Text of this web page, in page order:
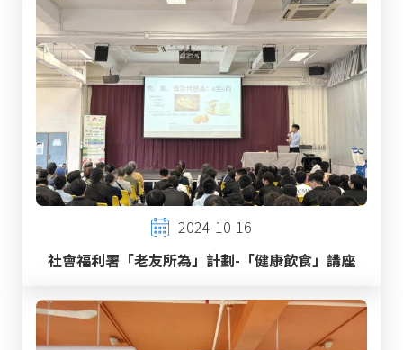
2024-10-16
社會福利署「老友所為」計劃-「健康飲食」講座